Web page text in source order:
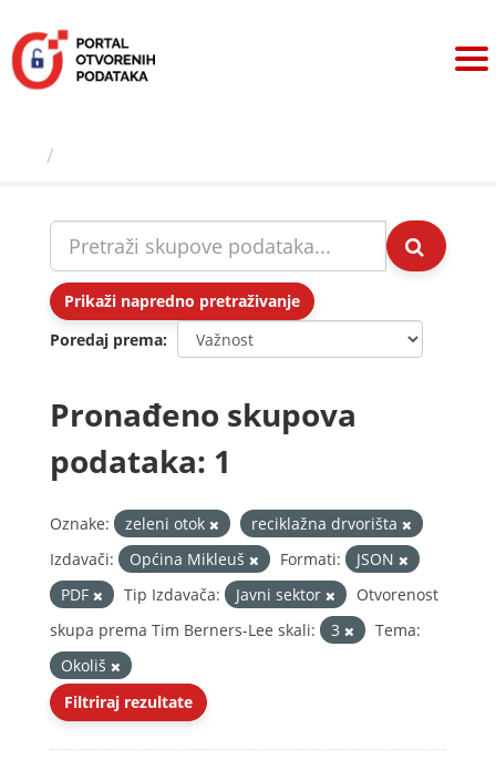
sadržaj
Prikaži napredno pretraživanje
Poredaj prema
Pronađeno skupova
podataka: 1
Oznake: zeleni otok
reciklažna drvorišta
Izdavači:
Općina Mikleuš Formati:
JSON
PDF
Tip Izdavača: Javni sektor
Otvorenost
skupa prema Tim Berners-Lee skali:
3
Tema:
Okoliš
Filtriraj rezultate